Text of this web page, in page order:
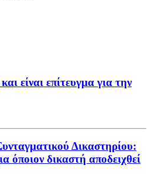
είναι επίτευγμα για την
Δικαστηρίου:
όποιον δικαστή αποδειχθεί